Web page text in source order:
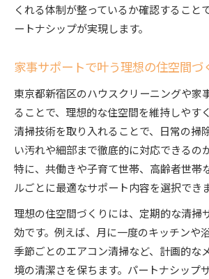
くれる体制が整っているか確認すること
ートナシップが実現します。
家事サポートで叶う理想の住空間づ
東京都新宿区のハウスクリーニングや家
ることで、理想的な住空間を維持しやす
清掃技術を取り入れることで、日常の掃
い汚れや細部まで徹底的に対応できるの
特に、共働きや子育て世帯、高齢者世帯
ルごとに最適なサポート内容を選択できま
理想の住空間づくりには、定期的な清掃
効です。例えば、月に一度のキッチンや
季節ごとのエアコン清掃など、計画的な
境の清潔さを保ちます。パートナシップ